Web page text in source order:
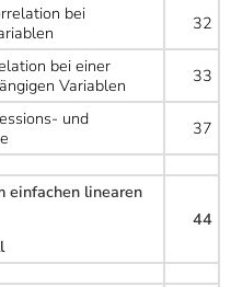
bei
32
bei einer
Variablen
33
und
37
einfachen linearen
44